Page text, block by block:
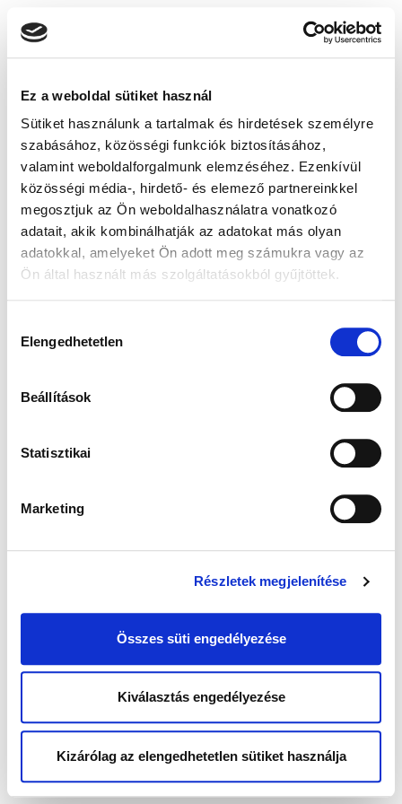
Ez a weboldal sütiket használ
Sütiket használunk a tartalmak és hirdetések személyre
szabásához, közösségi funkciók biztosításához,
valamint weboldalforgalmunk elemzéséhez. Ezenkívül
közösségi média-, hirdető- és elemező partnereinkkel
megosztjuk az Ön weboldalhasználatra vonatkozó
adatait, akik kombinálhatják az adatokat más olyan
adatokkal, amelyeket Ön adott meg számukra vagy az
Ön által használt más szolgáltatásokból gyűjtöttek.
kiválasztása
Elengedhetetlen
Beállítások
Statisztikai
Marketing
Részletek megjelenítése
Összes süti engedélyezése
Kiválasztás engedélyezése
Kizárólag az elengedhetetlen sütiket használja